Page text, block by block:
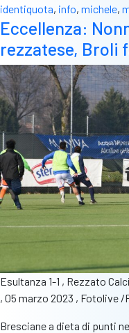
identiquota, info, michele,
Eccellenza:
rezzatese, Broli
Esultanza 1-1 , Rezzato
, 05 marzo 2023 , Fotolive /
Bresciane a dieta di punti